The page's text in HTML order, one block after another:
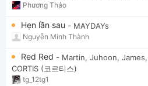
Phương Thảo
Hẹn lần sau - MAYDAYs
Nguyễn Minh Thành
Red Red - Martin, Juhoon,
CORTIS (코르티스)
tg_12tg1